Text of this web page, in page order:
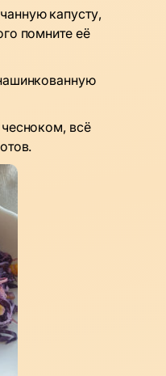
капусту,
помните её
всё